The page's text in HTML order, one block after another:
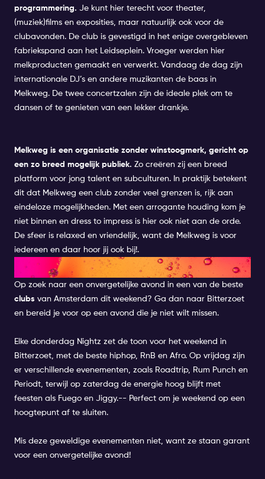
programmering. Je kunt hier terecht voor theater,
(muziek)films en exposities, maar natuurlijk ook voor de
clubavonden. De club is gevestigd in het enige overgebleven
fabriekspand aan het Leidseplein. Vroeger werden hier
melkproducten gemaakt en verwerkt. Vandaag de dag zijn
internationale DJ’s en andere muzikanten de baas in
Melkweg. De twee concertzalen zijn de ideale plek om te
dansen of te genieten van een lekker drankje.
Melkweg is een organisatie zonder winstoogmerk, gericht op
een zo breed mogelijk publiek. Zo creëren zij een breed
platform voor jong talent en subculturen. In praktijk betekent
dit dat Melkweg een club zonder veel grenzen is, rijk aan
eindeloze mogelijkheden. Met een arrogante houding kom je
niet binnen en dress to impress is hier ook niet aan de orde.
De sfeer is relaxed en vriendelijk, want de Melkweg is voor
iedereen en daar hoor jij ook bij!.
BITTERZOET
Op zoek naar een onvergetelijke avond in een van de beste
clubs van Amsterdam dit weekend? Ga dan naar Bitterzoet
en bereid je voor op een avond die je niet wilt missen.
Elke donderdag Nightz zet de toon voor het weekend in
Bitterzoet, met de beste hiphop, RnB en Afro. Op vrijdag zijn
er verschillende evenementen, zoals Roadtrip, Rum Punch en
Periodt, terwijl op zaterdag de energie hoog blijft met
feesten als Fuego en Jiggy.-- Perfect om je weekend op een
hoogtepunt af te sluiten.
Mis deze geweldige evenementen niet, want ze staan garant
voor een onvergetelijke avond!